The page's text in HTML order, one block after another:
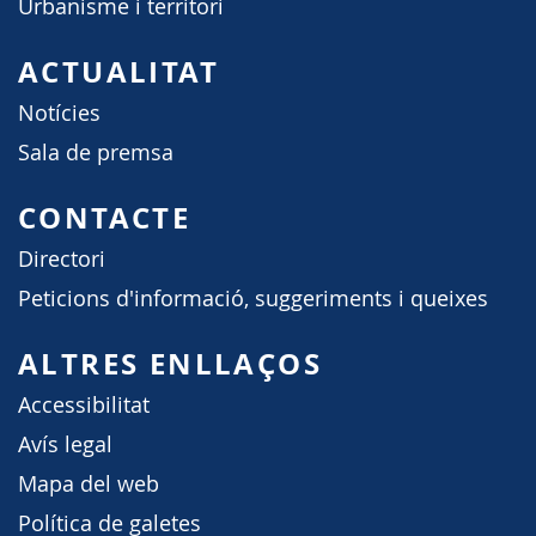
Urbanisme i territori
ACTUALITAT
Notícies
Sala de premsa
CONTACTE
Directori
Peticions d'informació, suggeriments i queixes
ALTRES ENLLAÇOS
Accessibilitat
Avís legal
Mapa del web
Política de galetes